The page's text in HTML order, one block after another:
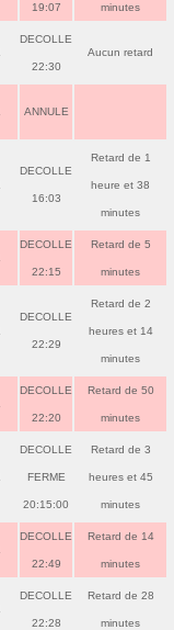
19:07 minutes
DECOLLE
22:30
Aucun retard
ANNULE
DECOLLE
16:03
Retard de 1
heure et 38
minutes
DECOLLE
22:15
Retard de 5
minutes
DECOLLE
22:29
Retard de 2
heures et 14
minutes
DECOLLE
22:20
Retard de 50
minutes
DECOLLE
FERME
20:15:00
Retard de 3
heures et 45
minutes
DECOLLE
22:49
Retard de 14
minutes
DECOLLE
22:28
Retard de 28
minutes